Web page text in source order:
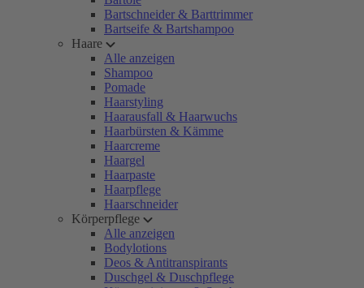
Bartschneider & Barttrimmer
Bartseife & Bartshampoo
Haare
Alle anzeigen
Shampoo
Pomade
Haarstyling
Haarausfall & Haarwuchs
Haarbürsten & Kämme
Haarcreme
Haargel
Haarpaste
Haarpflege
Haarschneider
Körperpflege
Alle anzeigen
Bodylotions
Deos & Antitranspirants
Duschgel & Duschpflege